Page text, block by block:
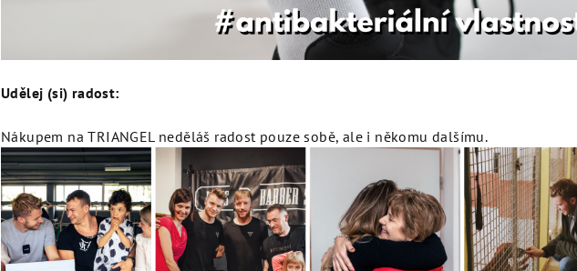
Udělej (si) radost:
Nákupem na TRIANGEL neděláš radost pouze sobě, ale i někomu dalšímu.